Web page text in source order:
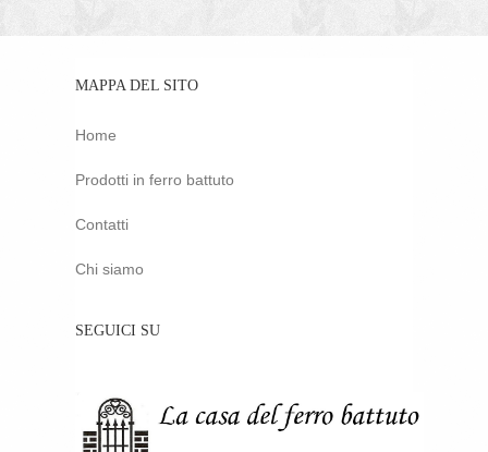
MAPPA DEL SITO
Home
Prodotti in ferro battuto
Contatti
Chi siamo
SEGUICI SU